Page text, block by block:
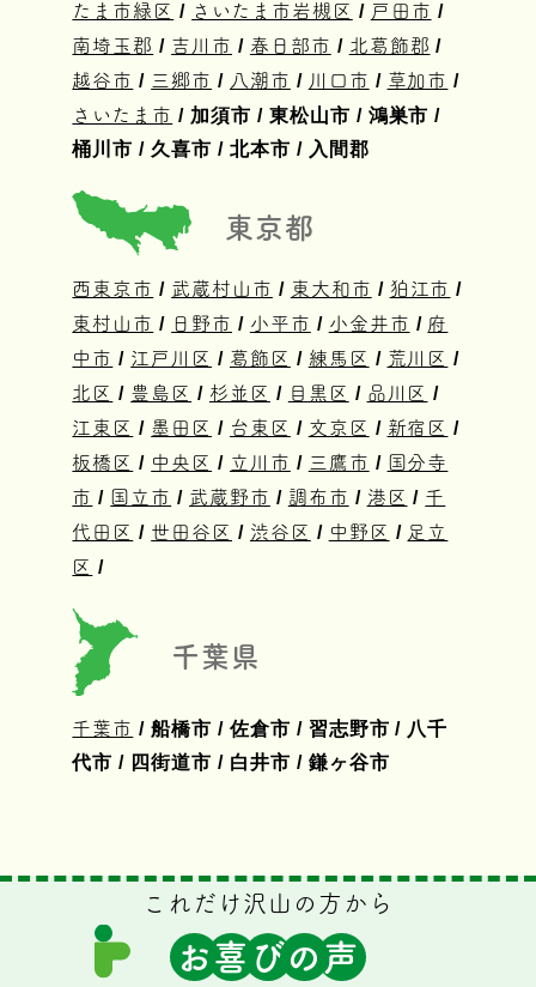
たま市緑区 / さいたま市岩槻区 / 戸田市 /
南埼玉郡 / 吉川市 / 春日部市 / 北葛飾郡 /
越谷市 / 三郷市 / 八潮市 / 川口市 / 草加市 /
さいたま市 / 加須市 / 東松山市 / 鴻巣市 /
桶川市 / 久喜市 / 北本市 / 入間郡
東京都
西東京市 / 武蔵村山市 / 東大和市 / 狛江市 /
東村山市 / 日野市 / 小平市 / 小金井市 / 府
中市 / 江戸川区 / 葛飾区 / 練馬区 / 荒川区 /
北区 / 豊島区 / 杉並区 / 目黒区 / 品川区 /
江東区 / 墨田区 / 台東区 / 文京区 / 新宿区 /
板橋区 / 中央区 / 立川市 / 三鷹市 / 国分寺
市 / 国立市 / 武蔵野市 / 調布市 / 港区 / 千
代田区 / 世田谷区 / 渋谷区 / 中野区 / 足立
区 /
千葉県
千葉市 / 船橋市 / 佐倉市 / 習志野市 / 八千
代市 / 四街道市 / 白井市 / 鎌ヶ谷市
これだけ沢山の方から
お 喜 び の 声